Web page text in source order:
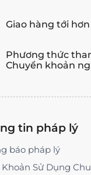
Giao hàng tới
Phương thức
Chuyển khoản
tin pháp lý
báo pháp lý
Sử Dụng